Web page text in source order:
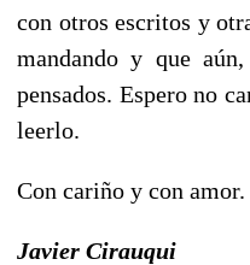
con otros escritos y
mandando y que
pensados. Espero no
leerlo.
Con cariño y con amor.
Javier Cirauqui